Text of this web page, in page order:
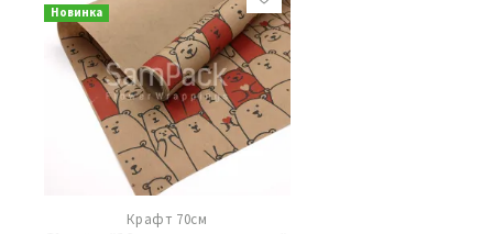
Новинка
Крафт 70см